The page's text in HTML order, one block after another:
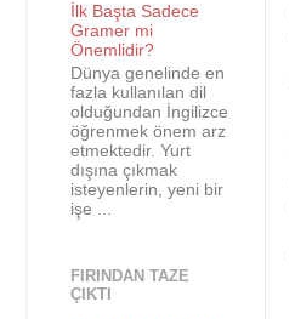
İlk Başta Sadece
Gramer mi
Önemlidir?
Dünya genelinde en
fazla kullanılan dil
olduğundan İngilizce
öğrenmek önem arz
etmektedir. Yurt
dışına çıkmak
isteyenlerin, yeni bir
işe ...
FIRINDAN TAZE
ÇIKTI